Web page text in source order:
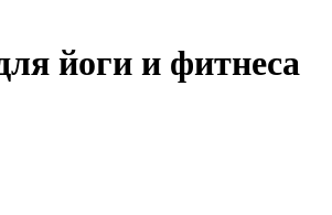
йоги и фитнеса